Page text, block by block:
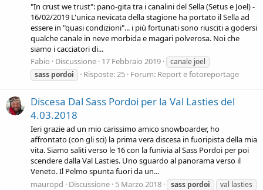
"In crust we trust": pano-gita tra i canalini del Sella (Setus e Joel) -
16/02/2019 L'unica nevicata della stagione ha portato il Sella ad
essere in "quasi condizioni"... i più fortunati sono riusciti a godersi
qualche canale in neve morbida e magari polverosa. Noi che
siamo i cacciatori di...
Fabio
Discussione 17 Febbraio 2019
canale joel
sass pordoi Risposte: 25 Forum: Report e fotoreportage
Discesa Dal Sass Pordoi per la Val Lasties del
4.03.2018
Ieri grazie ad un mio carissimo amico snowboarder, ho
affrontato (con gli sci) la prima vera discesa in fuoripista della mia
vita. Siamo saliti verso le 16 con la funivia al Sass Pordoi per poi
scendere dalla Val Lasties. Uno sguardo al panorama verso il
Veneto. Il Pelmo spunta fuori da un...
mauropd
Discussione 5 Marzo 2018 sass pordoi val lasties